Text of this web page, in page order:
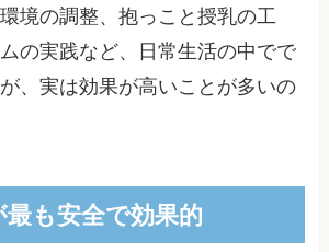
境の調整、抱っこと授乳の工
の実践など、日常生活の中でで
、実は効果が高いことが多いの
も安全で効果的